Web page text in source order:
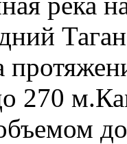
270